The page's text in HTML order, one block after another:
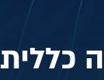
כללית